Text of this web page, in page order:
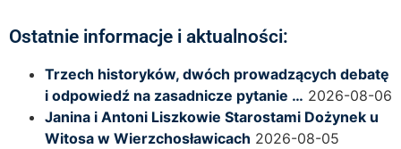
Ostatnie informacje i aktualności:
Trzech historyków, dwóch prowadzących debatę
i odpowiedź na zasadnicze pytanie … 2026-08-06
Janina i Antoni Liszkowie Starostami Dożynek u
Witosa w Wierzchosławicach 2026-08-05